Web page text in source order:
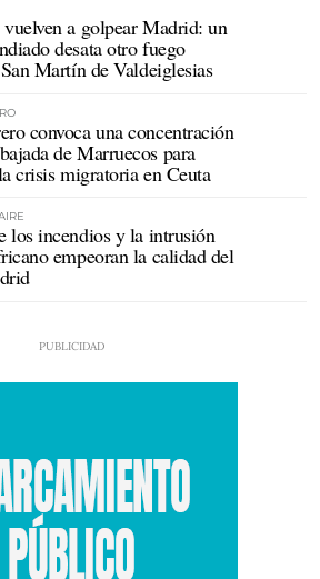
a golpear Madrid: un
desata otro fuego
Martín de Valdeiglesias
convoca una concentración
de Marruecos para
crisis migratoria en Ceuta
los incendios y la intrusión
empeoran la calidad del